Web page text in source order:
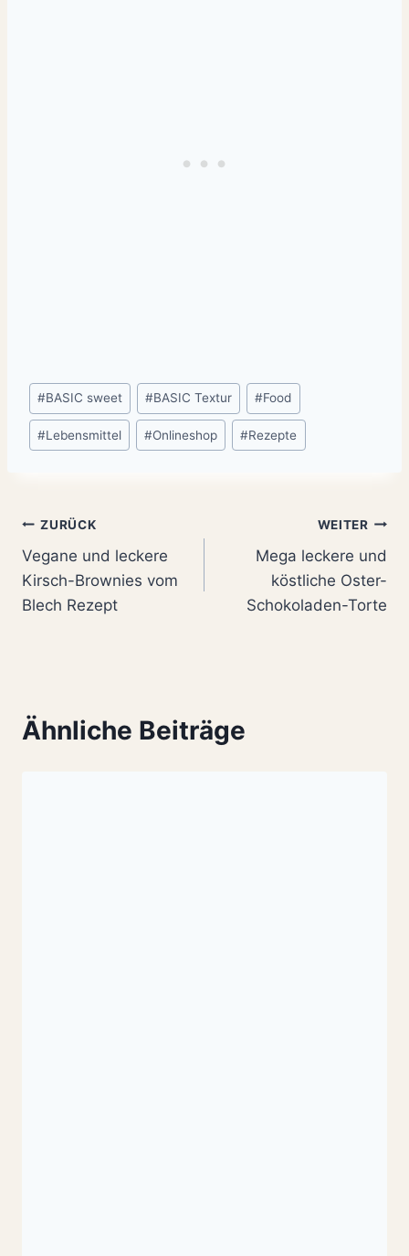
Schlagworte:
#BASIC sweet #BASIC Textur #Food
#Lebensmittel #Onlineshop #Rezepte
Beitragsnavigation
ZURÜCK
Vegane und leckere
Kirsch-Brownies vom
Blech Rezept
WEITER
Mega leckere und
köstliche Oster-
Schokoladen-Torte
Ähnliche Beiträge